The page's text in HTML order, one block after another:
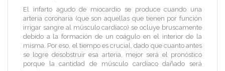
El infarto agudo de miocardio se produce cuando una
arteria coronaria (que son aquellas que tienen por función
irrigar sangre al músculo cardíaco) se ocluye bruscamente
debido a la formación de un coágulo en el interior de la
misma. Por eso, el tiempo es crucial, dado que cuanto antes
se logre desobstruir esa arteria, mejor será el pronóstico
porque la cantidad de músculo cardíaco dañado será